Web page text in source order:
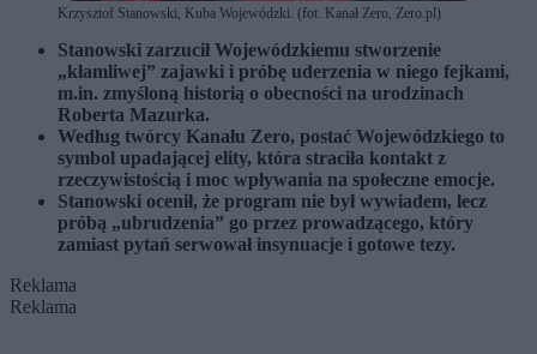
Krzysztof Stanowski, Kuba Wojewódzki. (fot. Kanał Zero, Zero.pl)
Stanowski zarzucił Wojewódzkiemu stworzenie
„kłamliwej” zajawki i próbę uderzenia w niego fejkami,
m.in. zmyśloną historią o obecności na urodzinach
Roberta Mazurka.
Według twórcy Kanału Zero, postać Wojewódzkiego to
symbol upadającej elity, która straciła kontakt z
rzeczywistością i moc wpływania na społeczne emocje.
Stanowski ocenił, że program nie był wywiadem, lecz
próbą „ubrudzenia” go przez prowadzącego, który
zamiast pytań serwował insynuacje i gotowe tezy.
Reklama
Reklama